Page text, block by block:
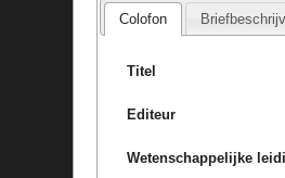
Colofon
Titel
Editeur
Wetenschappelijke